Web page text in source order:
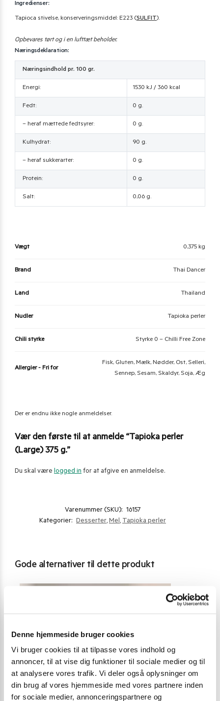
Denne hjemmeside bruger cookies
Vi bruger cookies til at tilpasse vores indhold og
annoncer, til at vise dig funktioner til sociale medier og til
at analysere vores trafik. Vi deler også oplysninger om
din brug af vores hjemmeside med vores partnere inden
for sociale medier, annonceringspartnere og
Ingredienser:
Tapioca stivelse, konserveringsmiddel: E223 (SULFIT).
Opbevares tørt og i en lufttæt beholder.
Næringsdeklaration:
Næringsindhold pr. 100 gr.
Energi: 1530 kJ / 360 kcal
Fedt: 0 g.
– heraf mættede fedtsyrer: 0 g.
Kulhydrat: 90 g.
– heraf sukkerarter: 0 g.
Protein: 0 g.
Salt: 0,06 g.
Vægt 0,375 kg
Brand Thai Dancer
Land Thailand
Nudler Tapioka perler
Chili styrke Styrke 0 – Chilli Free Zone
Allergier - Fri for
Fisk, Gluten, Mælk, Nødder, Ost, Selleri,
Sennep, Sesam, Skaldyr, Soja, Æg
Der er endnu ikke nogle anmeldelser.
Vær den første til at anmelde “Tapioka perler
(Large) 375 g.”
Du skal være logged in for at afgive en anmeldelse.
Varenummer (SKU): 16157
Kategorier: Desserter, Mel, Tapioka perler
Gode alternativer til dette produkt